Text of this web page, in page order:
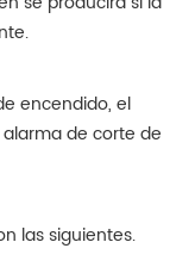
encendido, el
de corte de
las siguientes.